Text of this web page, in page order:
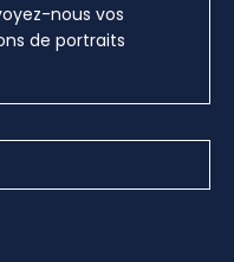
nous vos
de portraits